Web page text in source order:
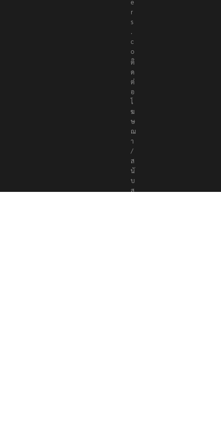
e
r
s
.
c
o
ติ
ด
ต่
อ
โ
ฆ
ษ
ณ
า
/
ส
นั
บ
ส